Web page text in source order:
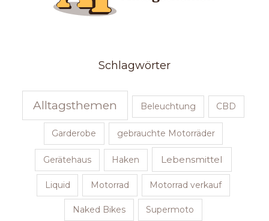
Schlagwörter
Alltagsthemen Beleuchtung CBD
Garderobe gebrauchte Motorräder
Gerätehaus Haken Lebensmittel
Liquid Motorrad Motorrad verkauf
Naked Bikes Supermoto